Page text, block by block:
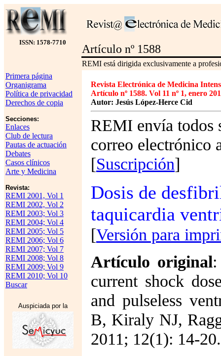
ISSN: 1578-7710
Artículo nº 1588
REMI está dirigida exclusivamente a
Primera página
Organigrama
Política de privacidad
Derechos de copia
Secciones:
Enlaces
Club de lectura
Pautas de actuación
Debates
Casos clínicos
Arte y Medicina
Revista:
REMI 2001, Vol 1
REMI 2002, Vol 2
REMI 2003; Vol 3
REMI 2004; Vol 4
REMI 2005; Vol 5
REMI 2006; Vol 6
REMI 2007; Vol 7
REMI 2008; Vol 8
REMI 2009; Vol 9
REMI 2010; Vol 10
Buscar
Auspiciada por la
Revista Electrónica de Medicina
Artículo nº 1588. Vol 11 nº 1, enero
Autor: Jesús López-Herce Cid
REMI envía todos
correo electrónico
[Suscripción]
Dosis de
taquicardia
[Versión para
Artículo original:
current shock
and pulseless
B, Kiraly NJ,
2011; 12(1): 14-